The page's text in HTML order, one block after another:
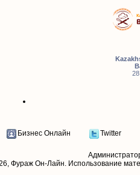
Бизнес Онлайн Twitter
Фураж Он-Лайн. Использование